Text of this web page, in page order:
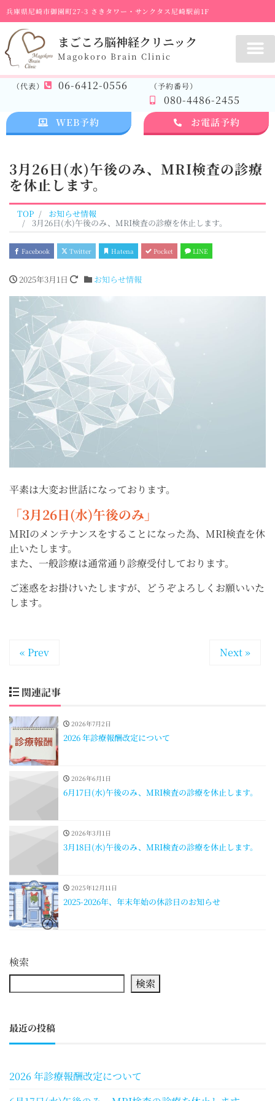
兵庫県尼崎市御園町27-3 さきタワー・サンクタス尼崎駅前1F
まごころ脳神経クリニック
Magokoro Brain Clinic
（代表） 06-6412-0556 （予約番号）
080-4486-2455
WEB予約 お電話予約
3月26日(水)午後のみ、MRI検査の診療
を休止します。
TOP お知らせ情報
3月26日(水)午後のみ、MRI検査の診療を休止します。
Facebook Twitter Hatena Pocket LINE
2025年3月1日 お知らせ情報
平素は大変お世話になっております。
「3月26日(水)午後のみ」
MRIのメンテナンスをすることになった為、MRI検査を休
止いたします。
また、一般診療は通常通り診療受付しております。
ご迷惑をお掛けいたしますが、どうぞよろしくお願いいた
します。
« Prev Next »
関連記事
2026年7月2日
2026 年診療報酬改定について
2026年6月1日
6月17日(水)午後のみ、MRI検査の診療を休止します。
2026年3月1日
3月18日(水)午後のみ、MRI検査の診療を休止します。
2025年12月11日
2025-2026年、年末年始の休診日のお知らせ
検索
検索
最近の投稿
2026 年診療報酬改定について